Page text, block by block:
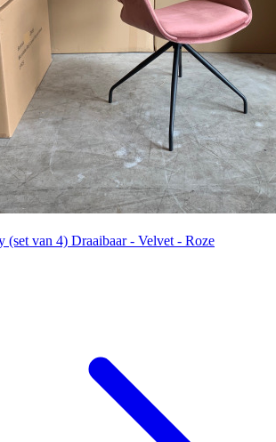
(set van 4) Draaibaar - Velvet - Roze